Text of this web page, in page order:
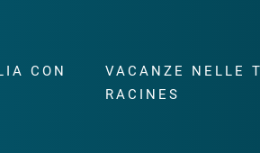
CON
VACANZE NELLE
RACINES